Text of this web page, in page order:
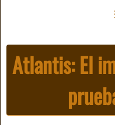
Atlantis: El